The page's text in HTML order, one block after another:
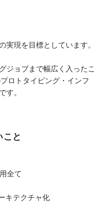
実現を目標としています。
ジョブまで幅広く入ったこ
ロトタイピング・インフ
す。
と
全て
キテクチャ化